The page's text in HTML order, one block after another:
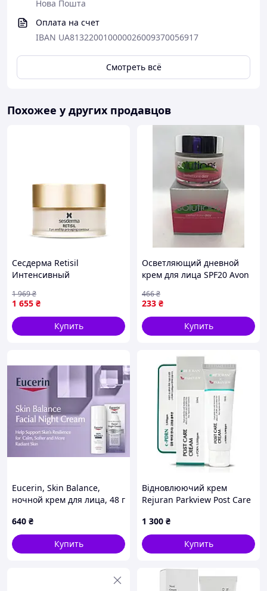
Нова Пошта
Оплата на счет
IBAN UA813220010000026009370056917
Смотреть всё
Похожее у других продавцов
Сесдерма Retisil
Интенсивный
кожи вокруг глаз и губ
Sesderma Retisil, 30 мл
1 655 ₴
1 969₴
Купить
Осветляющий дневной
крем для лица SPF20 Avon
233 ₴
466₴
Купить
Eucerin, Skin Balance,
ночной крем для лица, 48 г
640 ₴
Купить
Відновлюючий крем
Rejuran Parkview Post Care
1 300 ₴
Купить